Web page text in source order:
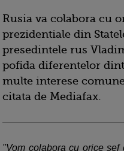
Rusia va colabora cu
prezidentiale din
presedintele rus
pofida diferentelor
multe interese
citata de Mediafax.
"Vom colabora cu orice